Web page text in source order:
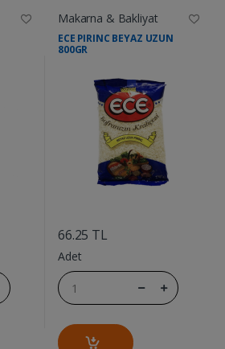
Makarna & Bakliyat
ECE PIRINC BEYAZ UZUN
800GR
66.25 TL
Adet